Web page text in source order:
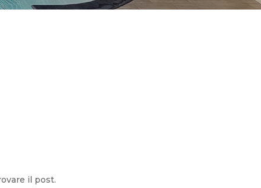
il post.